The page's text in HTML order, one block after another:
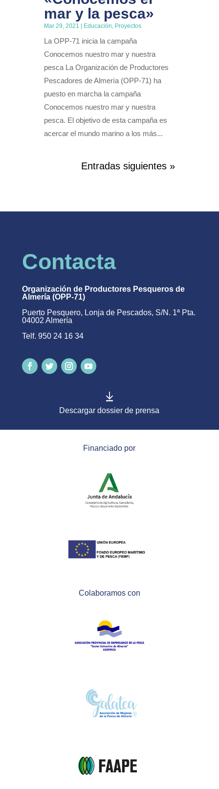
mar y la pesca»
Mar 29, 2021 | Educación Proyectos
La OPP-71 inicia la campaña
Conocemos nuestro mar y nuestra
pesca La Organización de Productores
Pescadores de Almería (OPP-71) ha
puesto en marcha la campaña
Conocemos nuestro mar y nuestra
pesca. El objetivo de esta campaña es
acercar el mundo marino a los más...
Entradas siguientes »
Contacta
Organización de Productores Pesqueros de
Almería (OPP-71)
Puerto Pesquero, Lonja de Pescados, S/N. 1ª Pta.
04002 Almería
Telf. 950 24 16 34
Descargar dossier de prensa
Financiado por
Colaboramos con